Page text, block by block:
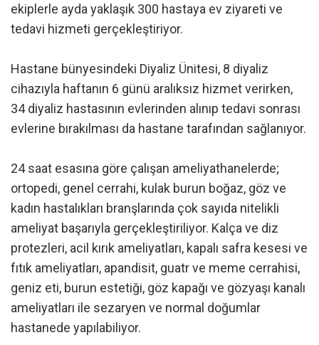
ekiplerle ayda yaklaşık 300 hastaya ev ziyareti ve
tedavi hizmeti gerçekleştiriyor.
Hastane bünyesindeki Diyaliz Ünitesi, 8 diyaliz
cihazıyla haftanın 6 günü aralıksız hizmet verirken,
34 diyaliz hastasının evlerinden alınıp tedavi sonrası
evlerine bırakılması da hastane tarafından sağlanıyor.
24 saat esasına göre çalışan ameliyathanelerde;
ortopedi, genel cerrahi, kulak burun boğaz, göz ve
kadın hastalıkları branşlarında çok sayıda nitelikli
ameliyat başarıyla gerçekleştiriliyor. Kalça ve diz
protezleri, acil kırık ameliyatları, kapalı safra kesesi ve
fıtık ameliyatları, apandisit, guatr ve meme cerrahisi,
geniz eti, burun estetiği, göz kapağı ve gözyaşı kanalı
ameliyatları ile sezaryen ve normal doğumlar
hastanede yapılabiliyor.